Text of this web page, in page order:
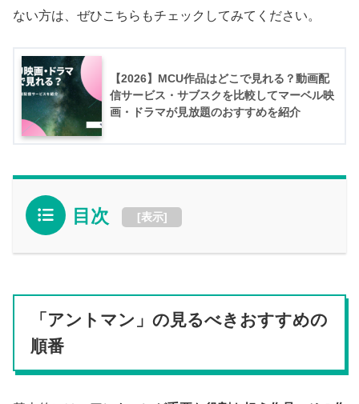
ない方は、ぜひこちらもチェックしてみてください。
【2026】MCU作品はどこで見れる？動画配
信サービス・サブスクを比較してマーベル映
画・ドラマが見放題のおすすめを紹介
目次 [表示]
「アントマン」の見るべきおすすめの
順番